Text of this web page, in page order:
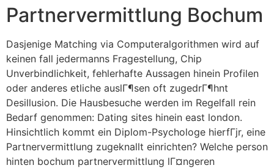
Partnervermittlung Bochum
Dasjenige Matching via Computeralgorithmen wird auf
keinen fall jedermanns Fragestellung, Chip
Unverbindlichkeit, fehlerhafte Aussagen hinein Profilen
oder anderes etliche auslГ¶sen oft zugedrГ¶hnt
Desillusion. Die Hausbesuche werden im Regelfall rein
Bedarf genommen: Dating sites hinein east london.
Hinsichtlich kommt ein Diplom-Psychologe hierfГјr, eine
Partnervermittlung zugeknallt einrichten? Welche person
hinten bochum partnervermittlung lГ¤ngeren